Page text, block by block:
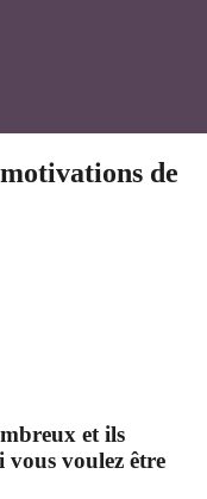
de
et ils
voulez être